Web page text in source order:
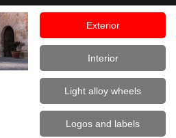
Exterior
Interior
Light alloy wheels
Logos and labels